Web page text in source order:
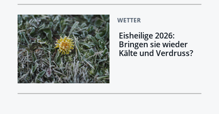
WETTER
Eisheilige 2026:
Bringen sie wieder
Kälte und Verdruss?